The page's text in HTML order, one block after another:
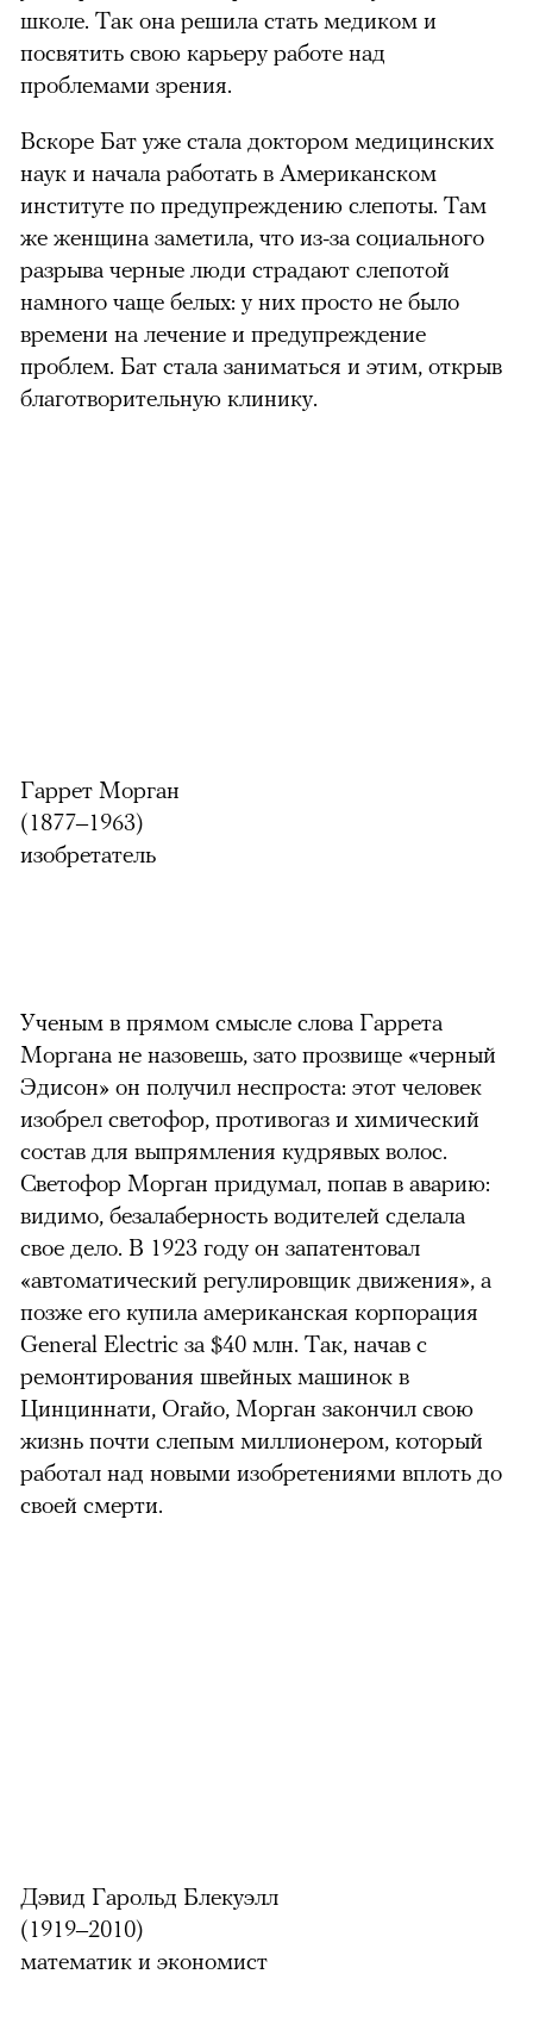
школе. Так она решила стать медиком и
посвятить свою карьеру работе над
проблемами зрения.
Вскоре Бат уже стала доктором медицинских
наук и начала работать в Американском
институте по предупреждению слепоты. Там
же женщина заметила, что из-за социального
разрыва черные люди страдают слепотой
намного чаще белых: у них просто не было
времени на лечение и предупреждение
проблем. Бат стала заниматься и этим, открыв
благотворительную клинику.
Гаррет Морган
(1877–1963)
изобретатель
Ученым в прямом смысле слова Гаррета
Моргана не назовешь, зато прозвище «черный
Эдисон» он получил неспроста: этот человек
изобрел светофор, противогаз и химический
состав для выпрямления кудрявых волос.
Светофор Морган придумал, попав в аварию:
видимо, безалаберность водителей сделала
свое дело. В 1923 году он запатентовал
«автоматический регулировщик движения», а
позже его купила американская корпорация
General Electric за $40 млн. Так, начав с
ремонтирования швейных машинок в
Цинциннати, Огайо, Морган закончил свою
жизнь почти слепым миллионером, который
работал над новыми изобретениями вплоть до
своей смерти.
Дэвид Гарольд Блекуэлл
(1919–2010)
математик и экономист